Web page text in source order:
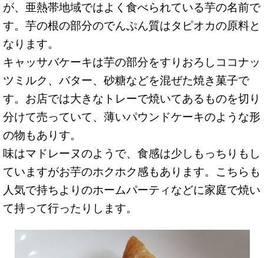
が、亜熱帯地域ではよく食べられている芋の名前で
す。芋の根の部分のでんぷん質はタピオカの原料と
なります。
キャッサバケーキは芋の部分をすりおろしココナッ
ツミルク、バター、砂糖などを混ぜた焼き菓子で
す。お店では大きなトレーで焼いてあるものを切り
分けて売っていて、薄いパウンドケーキのような形
の物もありす。
味はマドレーヌのようで、食感は少しもっちりもし
ていますがお芋のホクホク感もあります。こちらも
人気で持ちよりのホームパーティなどに家庭で焼い
て持って行ったりします。